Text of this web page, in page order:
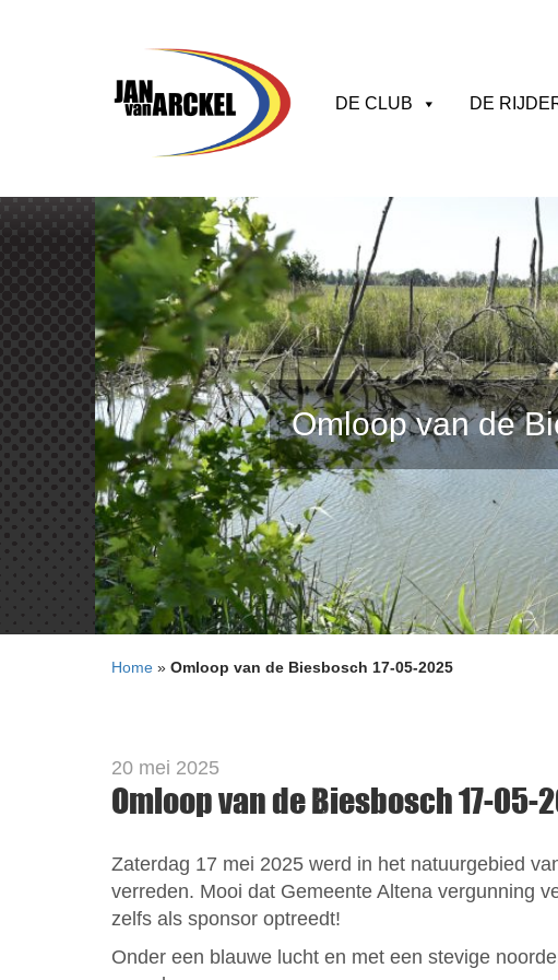
DE CLUB DE
Omloop van de
Home » Omloop van de Biesbosch 17-05-2025
20 mei 2025
Omloop van de Biesbosch 17-05-
Zaterdag 17 mei 2025 werd in het natuurgebied
verreden. Mooi dat Gemeente Altena vergunning
zelfs als sponsor optreedt!
Onder een blauwe lucht en met een stevige